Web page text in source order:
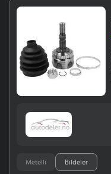
Metelli Bildeler